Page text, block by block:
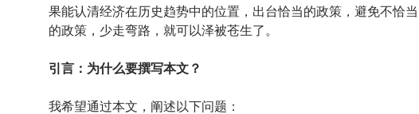
果能认清经济在历史趋势中的位置，出台恰当的政策，避免不恰当
的政策，少走弯路，就可以泽被苍生了。
引言：为什么要撰写本文？
我希望通过本文，阐述以下问题：